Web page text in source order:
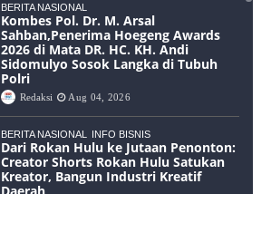
BERITA NASIONAL
Kombes Pol. Dr. M. Arsal
Sahban,Penerima Hoegeng Awards
2026 di Mata DR. HC. KH. Andi
Sidomulyo Sosok Langka di Tubuh
Polri
Redaksi Aug 04, 2026
BERITA NASIONAL INFO BISNIS
Dari Rokan Hulu ke Jutaan Penonton:
Creator Shorts Rokan Hulu Satukan
Kreator, Bangun Industri Kreatif
Daerah